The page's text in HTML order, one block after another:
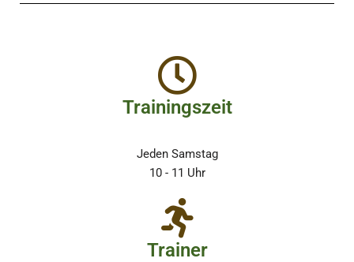
Trainingszeit
Jeden Samstag
10 - 11 Uhr
Trainer